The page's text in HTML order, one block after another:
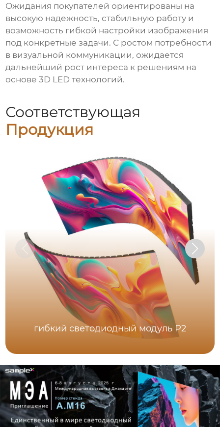
Ожидания покупателей ориентированы на
высокую надежность, стабильную работу и
возможность гибкой настройки изображения
под конкретные задачи. С ростом потребности
в визуальной коммуникации, ожидается
дальнейший рост интереса к решениям на
основе 3D LED технологий.
Соответствующая
Продукция
гибкий светодиодный модуль P2